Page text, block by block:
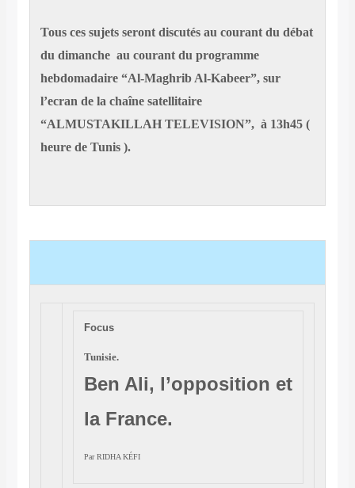
Tous ces sujets seront discutés au courant du débat
du dimanche au courant du programme
hebdomadaire “Al-Maghrib Al-Kabeer”, sur
l’ecran de la chaîne satellitaire
“ALMUSTAKILLAH TELEVISION”, à 13h45 (
heure de Tunis ).
Focus
Tunisie.
Ben Ali, l’opposition et
la France.
ParRIDHA KÉFI